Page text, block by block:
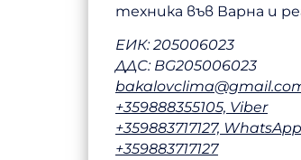
техника във Варна и
ЕИК: 205006023
ДДС: BG205006023
+359888355105, Viber
+359883717127, WhatsApp
+359883717127